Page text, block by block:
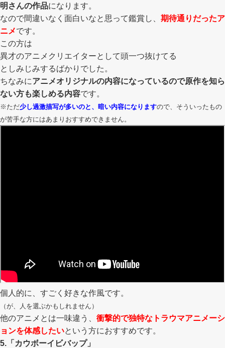
明さんの作品になります。
なので間違いなく面白いなと思って鑑賞し、 期待通りだったア
ニメです。
この方は
異才のアニメクリエイターとして頭一つ抜けてる
としみじみするばかりでした。
ちなみにアニメオリジナルの内容になっているので原作を知ら
ない方も楽しめる内容です。
※ただ少し過激描写が多いのと、暗い内容になりますので、そういったもの
が苦手な方にはあまりおすすめできません。
個人的に、すごく好きな作風です。
（が、人を選ぶかもしれません）
他のアニメとは一味違う、 衝撃的で独特なトラウマアニメーシ
ョンを体感したいという方におすすめです。
5.「カウボーイビバップ」